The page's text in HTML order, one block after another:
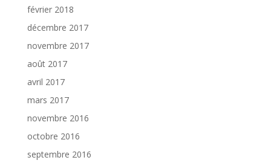
février 2018
décembre 2017
novembre 2017
août 2017
avril 2017
mars 2017
novembre 2016
octobre 2016
septembre 2016